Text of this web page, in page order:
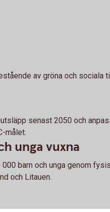
av gröna och sociala
senast 2050 och
målet.
unga vuxna
barn och unga genom
och Litauen.